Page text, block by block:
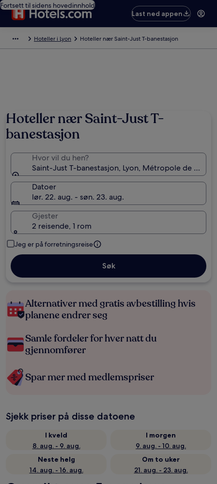
Fortsett til sidens hovedinnhold
Last ned appen
Hoteller i Lyon Hoteller nær Saint-Just T-banestasjon
Hoteller nær Saint-Just T-
banestasjon
Hvor vil du hen?
Saint-Just T-banestasjon, Lyon, Métropole de Lyon,
Datoer
lør. 22. aug. - søn. 23. aug.
Gjester
2 reisende, 1 rom
Jeg er på forretningsreise
Søk
Alternativer med gratis avbestilling hvis
planene endrer seg
Samle fordeler for hver natt du
gjennomfører
Spar mer med medlemspriser
Sjekk priser på disse datoene
I kveld
8. aug. - 9. aug.
I morgen
9. aug. - 10. aug.
Neste helg
14. aug. - 16. aug.
Om to uker
21. aug. - 23. aug.